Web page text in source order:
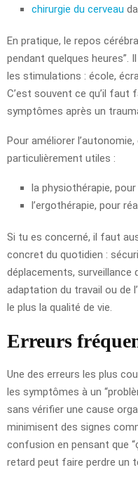
chirurgie du cerveau
En pratique, le repos
pendant quelques heures”.
les stimulations : école,
C’est souvent ce qu’il faut
symptômes après un
Pour améliorer
particulièrement utiles :
la physiothérapie,
l’ergothérapie, pour
Si tu es concerné, il faut
concret du quotidien :
déplacements, surveillance
adaptation du travail ou de
le plus la qualité de vie.
Erreurs
Une des erreurs les plus
les symptômes à un
sans vérifier une cause
minimisent des signes
confusion en pensant que
retard peut faire perdre un